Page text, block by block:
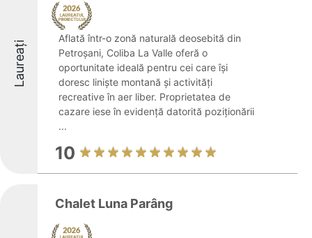
Laureați
Aflată într-o zonă naturală deosebită din
Petroșani, Coliba La Valle oferă o
oportunitate ideală pentru cei care își
doresc liniște montană și activități
recreative în aer liber. Proprietatea de
cazare iese în evidență datorită poziționării
...
10
Chalet Luna Parâng